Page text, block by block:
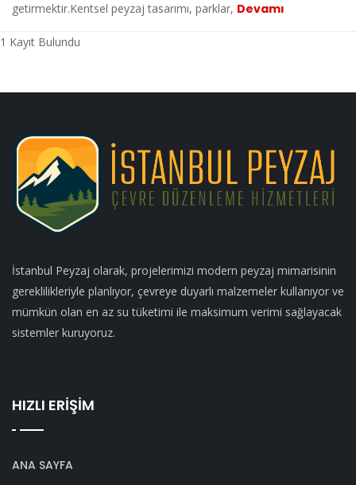
getirmektir.Kentsel peyzaj tasarımı, parklar, Devamı
1 Kayıt Bulundu
İstanbul Peyzaj olarak, projelerimizi modern peyzaj mimarisinin
gereklilikleriyle planlıyor, çevreye duyarlı malzemeler kullanıyor ve
mümkün olan en az su tüketimi ile maksimum verimi sağlayacak
sistemler kuruyoruz.
HIZLI ERİŞİM
ANA SAYFA